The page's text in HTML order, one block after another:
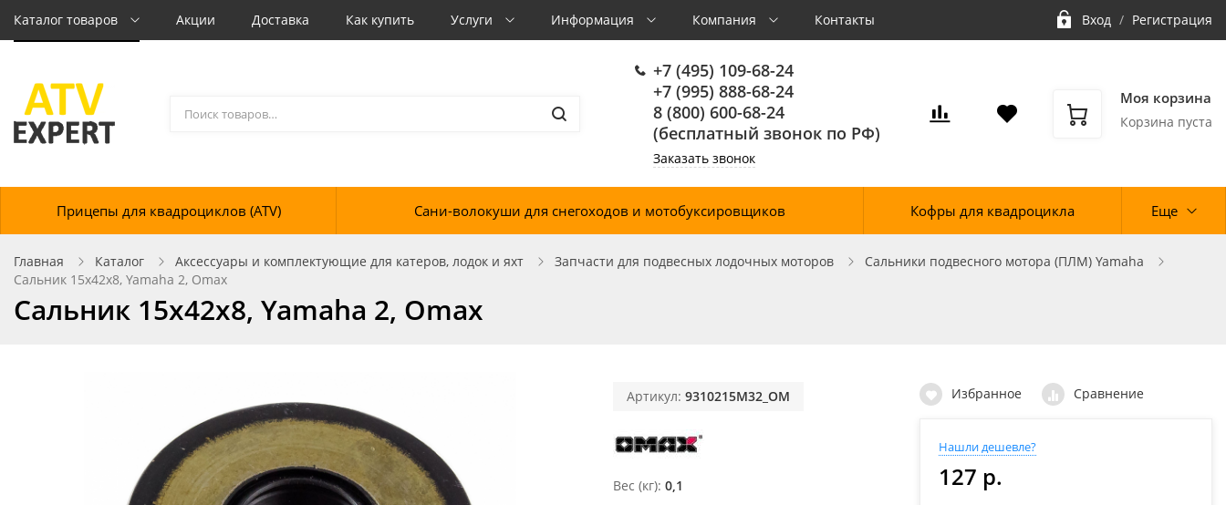
Каталог товаров Акции Доставка Как купить Услуги Информация Компания Контакты Вход / Регистрация
+7 (495) 109-68-24
+7 (995) 888-68-24
8 (800) 600-68-24
(бесплатный звонок по РФ)
Заказать звонок
Моя корзина
Корзина пуста
Прицепы для квадроциклов (ATV) Сани-волокуши для снегоходов и мотобуксировщиков Кофры для квадроцикла Еще
Главная Каталог Аксессуары и комплектующие для катеров, лодок и яхт Запчасти для подвесных лодочных моторов
Сальники подвесного мотора (ПЛМ) Yamaha
Сальник 15х42х8, Yamaha 2, Omax
Сальник 15х42х8, Yamaha 2, Omax
Артикул: 9310215M32_OM
Вес (кг) 0,1
Избранное Сравнение
Нашли дешевле?
127 р.